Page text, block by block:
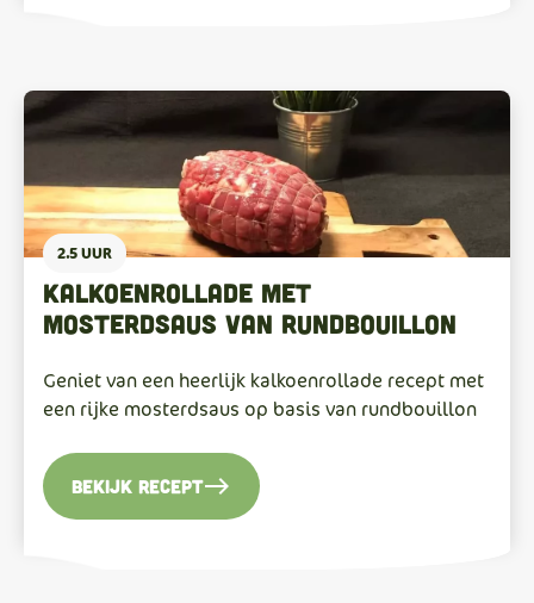
2.5 UUR
Kalkoenrollade met
mosterdsaus van rundbouillon
Geniet van een heerlijk kalkoenrollade recept met
een rijke mosterdsaus op basis van rundbouillon
Bekijk recepteast